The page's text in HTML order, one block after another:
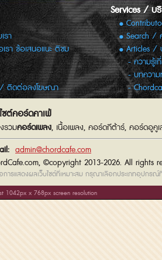
รา
า ข้อเสนอแนะ ติชม
/ ติดต่อลงโฆษณา
Services / บ
Search /
Articles /
ความรู้
บทความ
ซต์คอร์ดคาเฟ่
รวมคอร์ดเพลง, เนื้อเพลง, คอร์ดกีต้าร์, คอร์ดอูคู
admin@chordcafe.com
©copyright 2013-2026. All rights
การแสดงผลเว็บไซต์ที่เหมาะสม กรุณาเลือกประเภทอุปกรณ์
1042px x 768px screen resolution